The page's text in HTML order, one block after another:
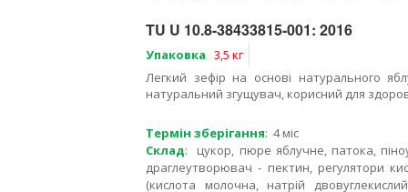
TU U 10.8-38433815-001: 2016
Упаковка 3,5 кг
Легкий зефір на основі натурального
натуральний згущувач, корисний для
Термін зберігання: 4 міс
Склад: цукор, пюре яблучне, патока,
драглеутворювач - пектин, регулятори
(кислота молочна, натрій